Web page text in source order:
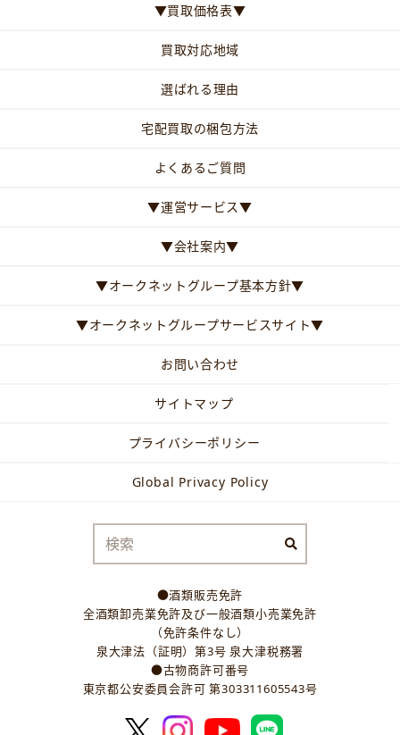
▼買取価格表▼
買取対応地域
選ばれる理由
宅配買取の梱包方法
よくあるご質問
▼運営サービス▼
▼会社案内▼
▼オークネットグループ基本方針▼
▼オークネットグループサービスサイト▼
お問い合わせ
サイトマップ
プライバシーポリシー
Global Privacy Policy
●酒類販売免許
全酒類卸売業免許及び一般酒類小売業免許
（免許条件なし）
泉大津法（証明）第3号 泉大津税務署
●古物商許可番号
東京都公安委員会許可 第303311605543号